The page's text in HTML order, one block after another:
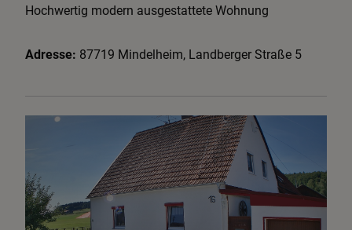
Krippen & Museen
Kultur:
Hochwertig modern ausgestattete Wohnung
Adresse: 87719 Mindelheim, Landberger Straße 5